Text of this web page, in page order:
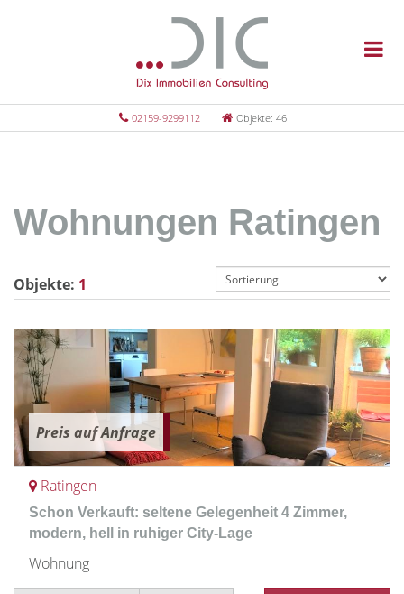
02159-9299112 Objekte: 46
Wohnungen Ratingen
Objekte: 1
Preis auf Anfrage
Ratingen
Schon Verkauft: seltene Gelegenheit 4 Zimmer,
modern, hell in ruhiger City-Lage
Wohnung